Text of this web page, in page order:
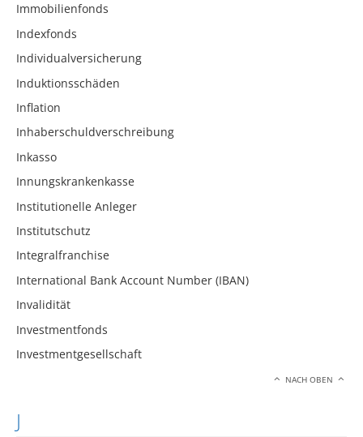
Immobilienfonds
Indexfonds
Individualversicherung
Induktionsschäden
Inflation
Inhaberschuldverschreibung
Inkasso
Innungskrankenkasse
Institutionelle Anleger
Institutschutz
Integralfranchise
International Bank Account Number (IBAN)
Invalidität
Investmentfonds
Investmentgesellschaft
NACH OBEN
J